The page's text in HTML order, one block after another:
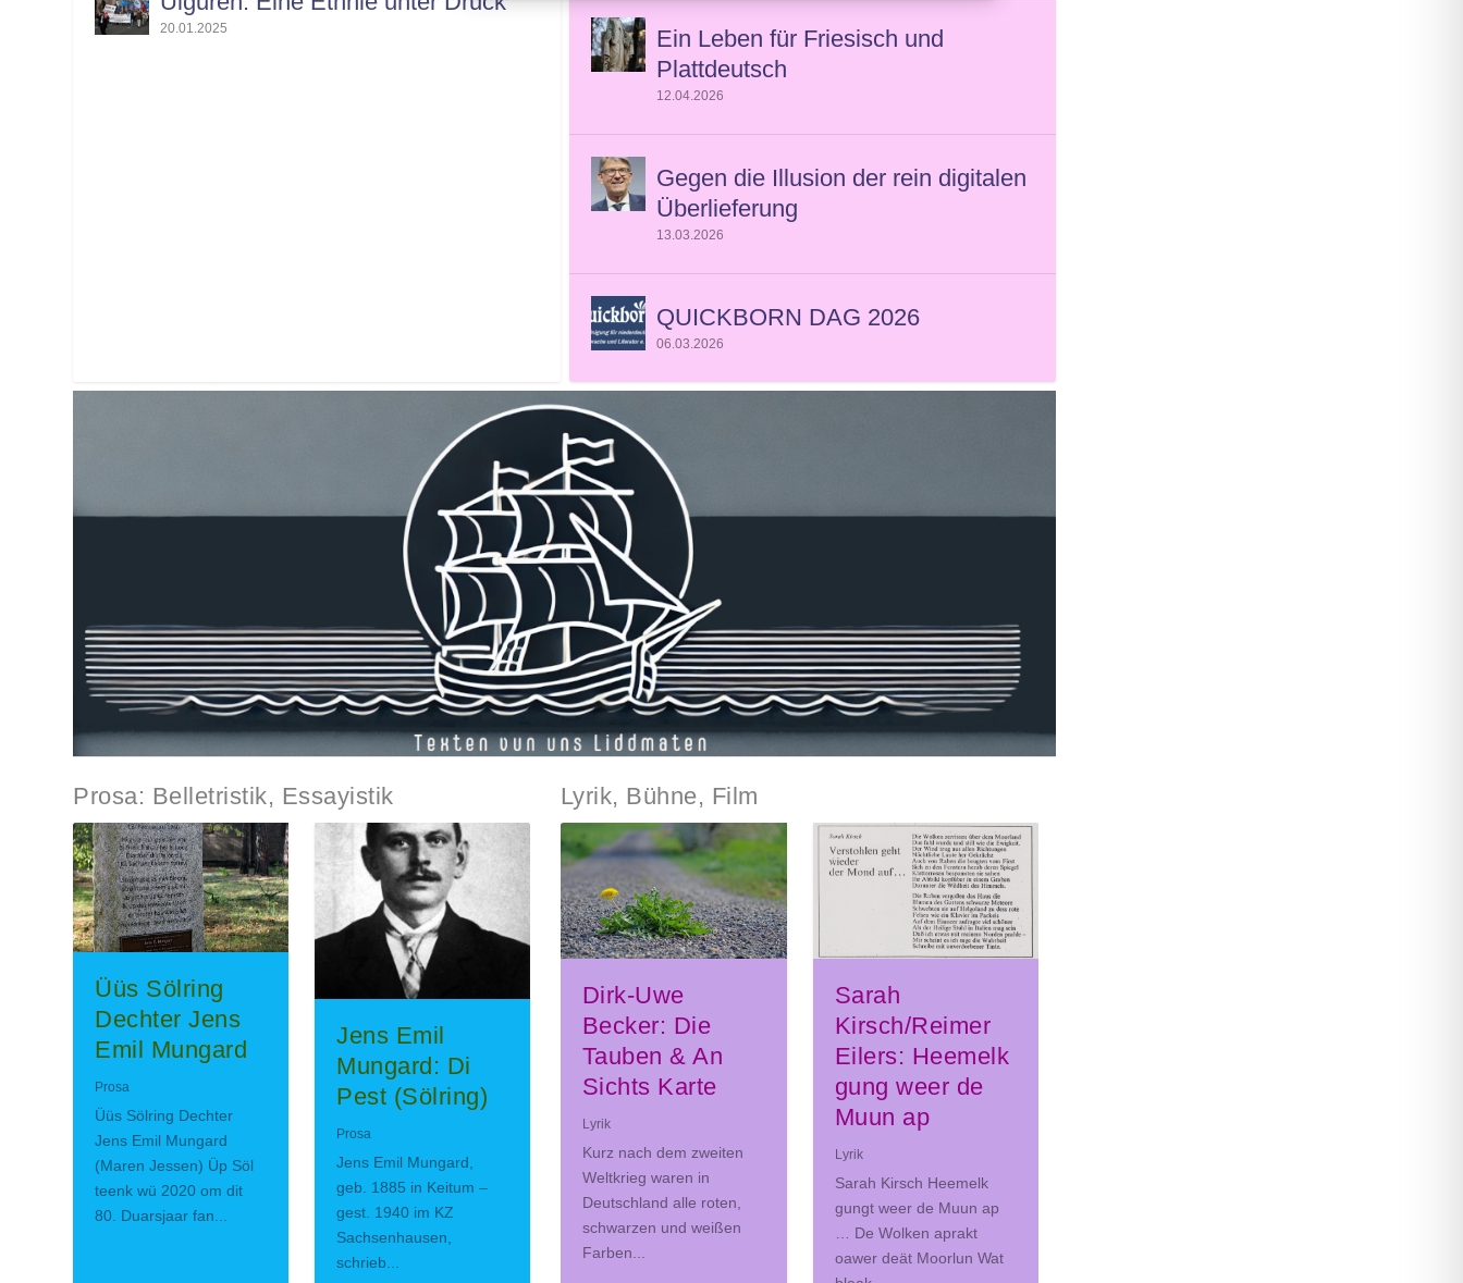
20.01.2025
Ein Leben für Friesisch und
Plattdeutsch
12.04.2026
Gegen die Illusion der rein digitalen
Überlieferung
13.03.2026
QUICKBORN DAG 2026
06.03.2026
Prosa: Belletristik, Essayistik
Üüs Sölring
Dechter Jens
Emil Mungard
Prosa
Üüs Sölring Dechter
Jens Emil Mungard
(Maren Jessen) Üp Söl
teenk wü 2020 om dit
80. Duarsjaar fan...
Jens Emil
Mungard: Di
Pest (Sölring)
Prosa
Jens Emil Mungard,
geb. 1885 in Keitum –
gest. 1940 im KZ
Sachsenhausen,
schrieb...
Lyrik, Bühne, Film
Dirk-Uwe
Becker: Die
Tauben & An
Sichts Karte
Lyrik
Kurz nach dem zweiten
Weltkrieg waren in
Deutschland alle roten,
schwarzen und weißen
Farben...
Sarah
Kirsch/Reimer
Eilers: Heemelk
gung weer de
Muun ap
Lyrik
Sarah Kirsch Heemelk
gungt weer de Muun ap
… De Wolken aprakt
oawer deät Moorlun Wat